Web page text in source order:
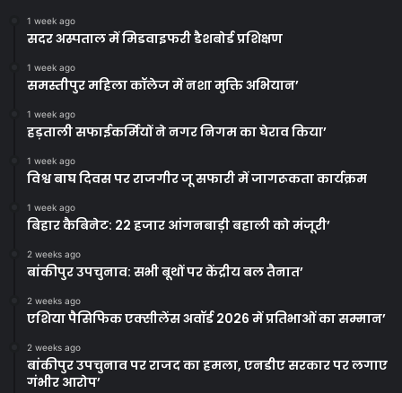
1 week ago
सदर अस्पताल में मिडवाइफरी डैशबोर्ड प्रशिक्षण
1 week ago
समस्तीपुर महिला कॉलेज में नशा मुक्ति अभियान’
1 week ago
हड़ताली सफाईकर्मियों ने नगर निगम का घेराव किया’
1 week ago
विश्व बाघ दिवस पर राजगीर जू सफारी में जागरूकता कार्यक्रम
1 week ago
बिहार कैबिनेट: 22 हजार आंगनबाड़ी बहाली को मंजूरी’
2 weeks ago
बांकीपुर उपचुनाव: सभी बूथों पर केंद्रीय बल तैनात’
2 weeks ago
एशिया पैसिफिक एक्सीलेंस अवॉर्ड 2026 में प्रतिभाओं का सम्मान’
2 weeks ago
बांकीपुर उपचुनाव पर राजद का हमला, एनडीए सरकार पर लगाए
गंभीर आरोप’